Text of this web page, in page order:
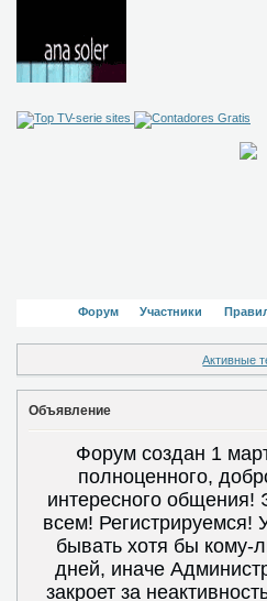
Форум Участники
Активные
Объявление
Форум создан 1
полноценного,
интересного общения!
всем! Регистрируемся!
бывать хотя бы кому-
дней, иначе
закроет за